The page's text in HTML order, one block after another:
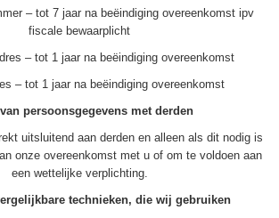
– tot 7 jaar na beëindiging overeenkomst ipv
fiscale bewaarplicht
– tot 1 jaar na beëindiging overeenkomst
tot 1 jaar na beëindiging overeenkomst
persoonsgegevens met derden
uitsluitend aan derden en alleen als dit nodig is
onze overeenkomst met u of om te voldoen aan
een wettelijke verplichting.
technieken, die wij gebruiken